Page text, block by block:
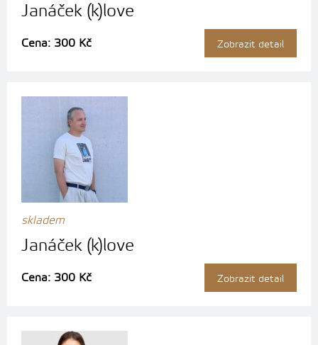
Janáček (k)love
Cena: 300 Kč Zobrazit detail
skladem
Janáček (k)love
Cena: 300 Kč Zobrazit detail